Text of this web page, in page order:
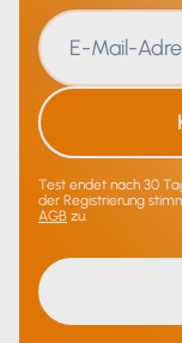
Test endet nach 30
der Registrierung
AGB zu.